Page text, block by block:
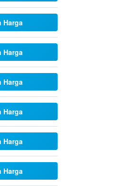
Harga
Harga
Harga
Harga
Harga
Harga